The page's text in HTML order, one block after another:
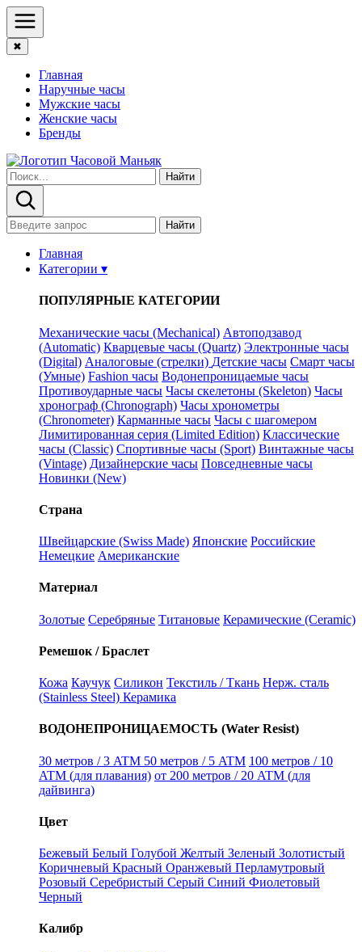
✖
Главная
Наручные часы
Мужские часы
Женские часы
Бренды
Найти
Найти
Главная
Категории ▾
ПОПУЛЯРНЫЕ КАТЕГОРИИ
Механические часы (Mechanical) Автоподзавод
(Automatic) Кварцевые часы (Quartz) Электронные часы
(Digital) Аналоговые (стрелки) Детские часы Смарт часы
(Умные) Fashion часы Водонепроницаемые часы
Противоударные часы Часы скелетоны (Skeleton) Часы
хронограф (Chronograph) Часы хронометры
(Chronometer) Карманные часы Часы с шагомером
Лимитированная серия (Limited Edition) Классические
часы (Classic) Спортивные часы (Sport) Винтажные часы
(Vintage) Дизайнерские часы Повседневные часы
Новинки (New)
Страна
Швейцарские (Swiss Made) Японские Российские
Немецкие Американские
Материал
Золотые Серебряные Титановые Керамические (Ceramic)
Ремешок / Браслет
Кожа Каучук Силикон Текстиль / Ткань Нерж. сталь
(Stainless Steel) Керамика
ВОДОНЕПРОНИЦАЕМОСТЬ (Water Resist)
30 метров / 3 ATM 50 метров / 5 ATM 100 метров / 10
ATM (для плавания) от 200 метров / 20 ATM (для
дайвинга)
Цвет
Бежевый Белый Голубой Желтый Зеленый Золотистый
Коричневый Красный Оранжевый Перламутровый
Розовый Серебристый Серый Синий Фиолетовый
Черный
Калибр